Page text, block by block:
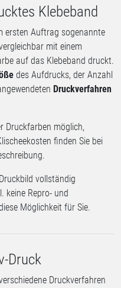
Klebeband
ersten Auftrag sogenannte
mit einem
auf das Klebeband druckt.
des Aufdrucks, der Anzahl
Druckverfahren
Druckfarben möglich,
finden Sie bei
vollständig
keine Repro- und
Möglichkeit für Sie.
Druck
Druckverfahren